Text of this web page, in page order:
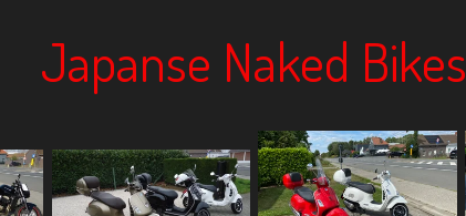
Japanse Naked Bikes